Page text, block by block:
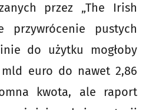
przez „The Irish
przywrócenie pustych
do użytku mogłoby
mld euro do nawet 2,86
kwota, ale raport